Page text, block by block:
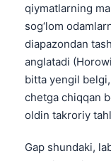
qiymatlarning
sog‘lom
diapazondan
anglatadi
bitta yengil
chetga chiqqan
oldin takroriy
Gap shundaki,